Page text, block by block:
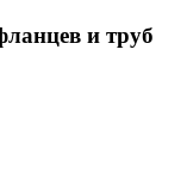
и труб